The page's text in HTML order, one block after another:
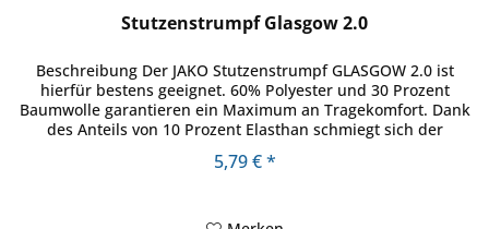
Stutzenstrumpf Glasgow 2.0
Beschreibung Der JAKO Stutzenstrumpf GLASGOW 2.0 ist
hierfür bestens geeignet. 60% Polyester und 30 Prozent
Baumwolle garantieren ein Maximum an Tragekomfort. Dank
des Anteils von 10 Prozent Elasthan schmiegt sich der
5,79 € *